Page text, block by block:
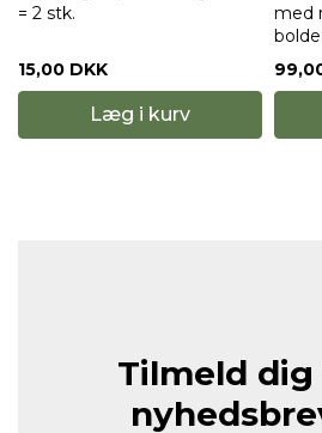
= 2 stk.
15,00 DKK
Læg i kurv
med
bolde.
Tilmeld dig